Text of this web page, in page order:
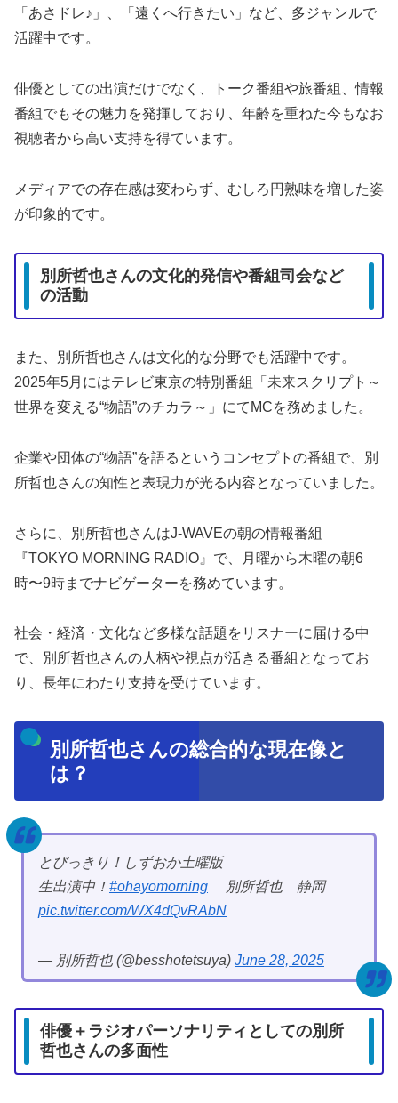
「あさドレ♪」、「遠くへ行きたい」など、多ジャンルで
活躍中です。
俳優としての出演だけでなく、トーク番組や旅番組、情報
番組でもその魅力を発揮しており、年齢を重ねた今もなお
視聴者から高い支持を得ています。
メディアでの存在感は変わらず、むしろ円熟味を増した姿
が印象的です。
別所哲也さんの文化的発信や番組司会など
の活動
また、別所哲也さんは文化的な分野でも活躍中です。
2025年5月にはテレビ東京の特別番組「未来スクリプト～
世界を変える“物語”のチカラ～」にてMCを務めました。
企業や団体の“物語”を語るというコンセプトの番組で、別
所哲也さんの知性と表現力が光る内容となっていました。
さらに、別所哲也さんはJ-WAVEの朝の情報番組
『TOKYO MORNING RADIO』で、月曜から木曜の朝6
時〜9時までナビゲーターを務めています。
社会・経済・文化など多様な話題をリスナーに届ける中
で、別所哲也さんの人柄や視点が活きる番組となってお
り、長年にわたり支持を受けています。
別所哲也さんの総合的な現在像と
は？
とびっきり！しずおか土曜版
生出演中！ #ohayomorning 別所哲也 静岡
pic.twitter.com/WX4dQvRAbN
— 別所哲也 (@besshotetsuya) June 28, 2025
俳優＋ラジオパーソナリティとしての別所
哲也さんの多面性